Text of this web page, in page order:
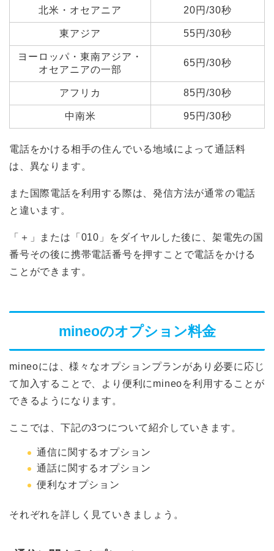
北米・オセアニア 20円/30秒
東アジア 55円/30秒
ヨーロッパ・東南アジア・
オセアニアの一部
65円/30秒
アフリカ 85円/30秒
中南米 95円/30秒
電話をかける相手の住んでいる地域によって通話料
は、異なります。
また国際電話を利用する際は、発信方法が通常の電話
と違います。
「＋」または「010」をダイヤルした後に、架電先の国
番号その後に携帯電話番号を押すことで電話をかける
ことができます。
mineoのオプション料金
mineoには、様々なオプションプランがあり必要に応じ
て加入することで、より便利にmineoを利用することが
できるようになります。
ここでは、下記の3つについて紹介していきます。
通信に関するオプション
通話に関するオプション
便利なオプション
それぞれを詳しく見ていきましょう。